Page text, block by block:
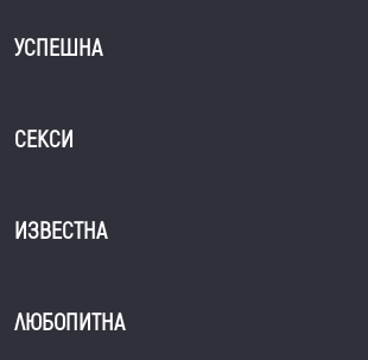
УСПЕШНА
СЕКСИ
ИЗВЕСТНА
ЛЮБОПИТНА